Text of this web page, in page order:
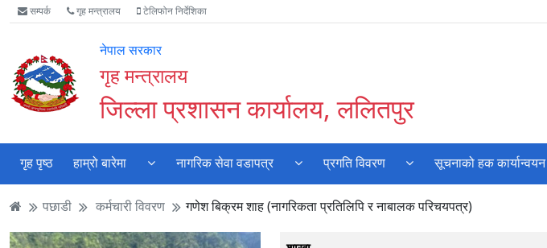
Accessibility
Mode
गर्नुहोस्
मुख्य
सामाग्री
मुख्य
नेभिगेसन
वेबसाइट
खोजमा
सम्पर्क गृह मन्त्रालय टेलिफोन निर्देशिका
नेपाल सरकार
गृह मन्त्रालय
जिल्ला प्रशासन कार्यालय, ललितपुर
गृह पृष्ठ हाम्रो बारेमा नागरिक सेवा वडापत्र प्रगति विवरण सूचनाको हक कार्यान्वयन
पछाडी कर्मचारी विवरण गणेश बिक्रम शाह (नागरिकता प्रतिलिपि र नाबालक परिचयपत्र)